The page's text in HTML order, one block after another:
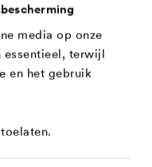
media op onze
terwijl
en het gebruik
tot aflopers.